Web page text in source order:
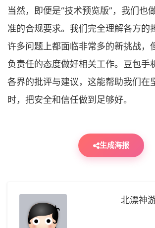
当然，即便是“技术预览版”，我们也
准的合规要求。我们完全理解各方的
许多问题上都面临非常多的新挑战，
负责任的态度做好相关工作。豆包手
各界的批评与建议，这能帮助我们在
时，把安全和信任做到足够好。
生成海报
北漂神